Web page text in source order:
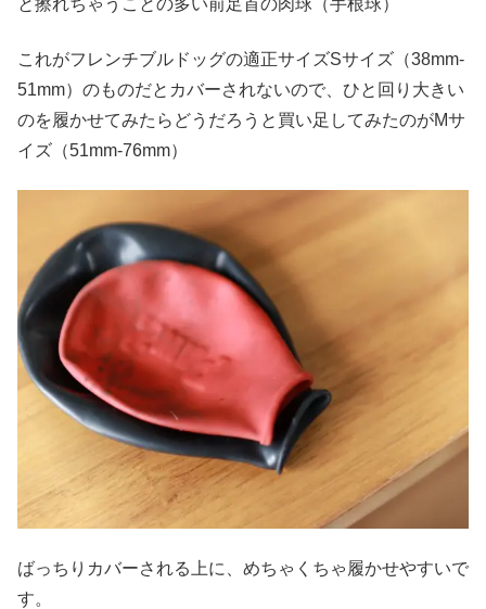
と擦れちゃうことの多い前足首の肉球（手根球）
これがフレンチブルドッグの適正サイズSサイズ（38mm-
51mm）のものだとカバーされないので、ひと回り大きい
のを履かせてみたらどうだろうと買い足してみたのがMサ
イズ（51mm-76mm）
ばっちりカバーされる上に、めちゃくちゃ履かせやすいで
す。